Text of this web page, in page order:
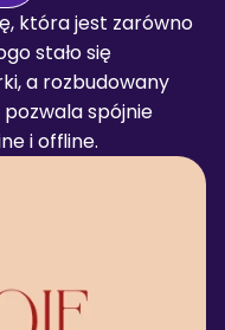
która jest zarówno
stało się
a rozbudowany
spójnie
i offline.